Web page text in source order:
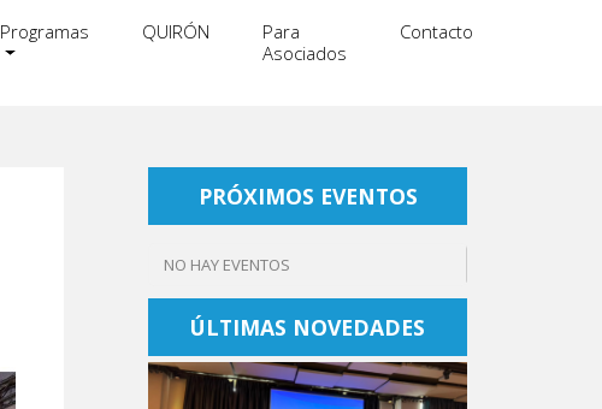
Programas QUIRÓN
Para
Asociados
Contacto
PRÓXIMOS EVENTOS
NO HAY EVENTOS
ÚLTIMAS NOVEDADES